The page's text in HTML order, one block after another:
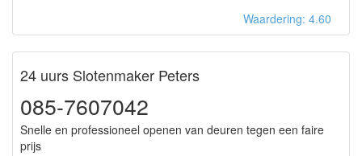
Waardering: 4.60
24 uurs Slotenmaker Peters
085-7607042
Snelle en professioneel openen van deuren tegen een faire
prijs